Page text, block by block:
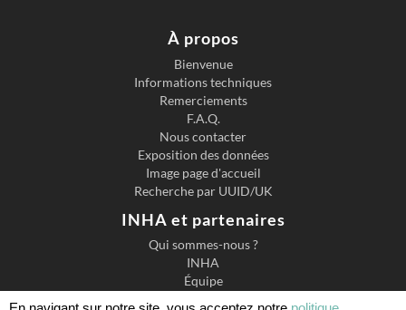
À propos
Bienvenue
Informations techniques
Remerciements
F.A.Q.
Nous contacter
Exposition des données
Image page d'accueil
Recherche par UUID/UK
INHA et partenaires
Qui sommes-nous ?
INHA
Équipe